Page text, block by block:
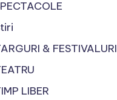
& FESTIVALURI
LIBER